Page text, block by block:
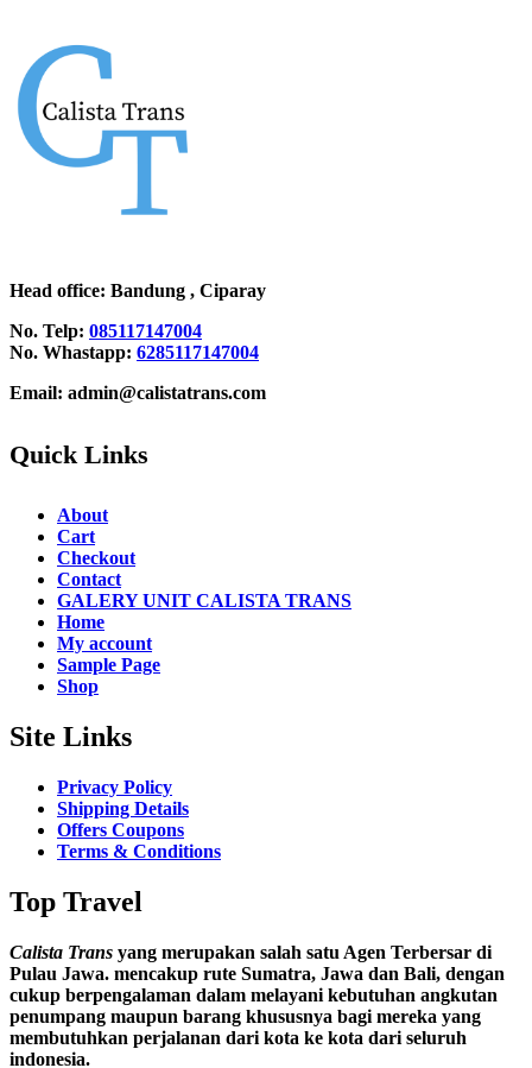
Head office: Bandung , Ciparay
No. Telp: 085117147004
No. Whastapp: 6285117147004
Email: admin@calistatrans.com
Quick Links
About
Cart
Checkout
Contact
GALERY UNIT CALISTA TRANS
Home
My account
Sample Page
Shop
Site Links
Privacy Policy
Shipping Details
Offers Coupons
Terms & Conditions
Top Travel
Calista Trans yang merupakan salah satu Agen Terbersar di
Pulau Jawa. mencakup rute Sumatra, Jawa dan Bali, dengan
cukup berpengalaman dalam melayani kebutuhan angkutan
penumpang maupun barang khususnya bagi mereka yang
membutuhkan perjalanan dari kota ke kota dari seluruh
indonesia.